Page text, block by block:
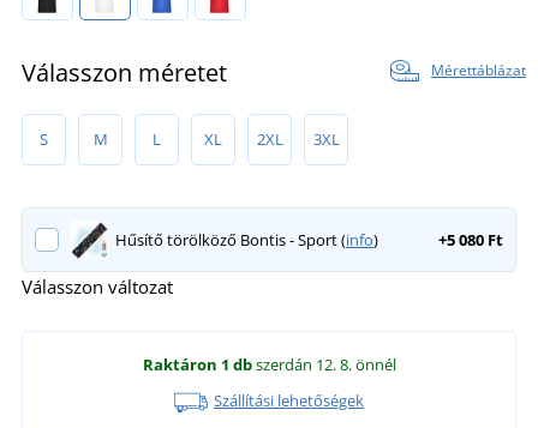
Válasszon méretet Mérettáblázat
S M L XL 2XL 3XL
Hűsítő törölköző Bontis - Sport (info) +5 080 Ft
Válasszon változat
Raktáron 1 dbszerdán 12. 8.önnél
Szállítási lehetőségek